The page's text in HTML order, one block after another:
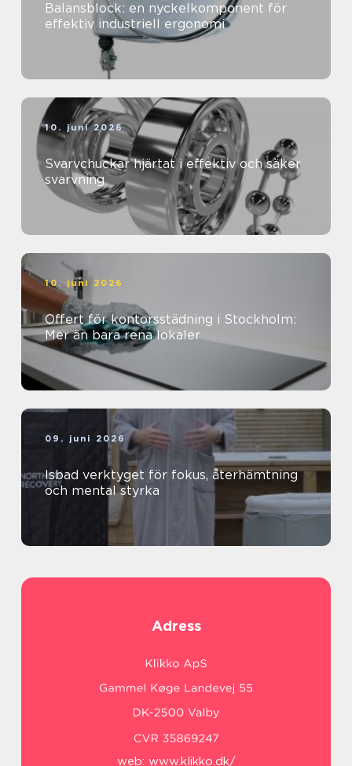
Balansblock: en nyckelkomponent för
effektiv industriell ergonomi
10. juni 2026
Svarvchuckar hjärtat i effektiv och säker
svarvning
10. juni 2026
Offert för kontorsstädning i Stockholm:
Mer än bara rena lokaler
09. juni 2026
Isbad verktyget för fokus, återhämtning
och mental styrka
Adress
web: www.klikko.dk/